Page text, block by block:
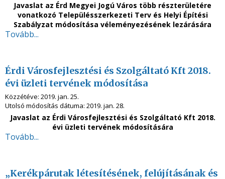
Javaslat az Érd Megyei Jogú Város több részterületére
vonatkozó Településszerkezeti Terv és Helyi Építési
Szabályzat módosítása véleményezésének lezárására
Tovább...
Érdi Városfejlesztési és Szolgáltató Kft 2018.
évi üzleti tervének módosítása
Közzétéve: 2019. jan. 25.
Utolsó módosítás dátuma: 2019. jan. 28.
Javaslat az Érdi Városfejlesztési és Szolgáltató Kft 2018.
évi üzleti tervének módosítására
Tovább...
„Kerékpárutak létesítésének, felújításának és